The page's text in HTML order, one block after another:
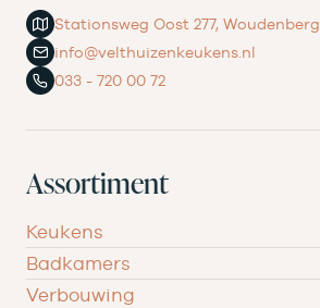
Stationsweg Oost 277, Woudenberg
info@velthuizenkeukens.nl
033 - 720 00 72
Assortiment
Keukens
Badkamers
Verbouwing